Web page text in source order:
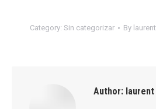
Category: Sin categorizar By laurent
Author: laurent